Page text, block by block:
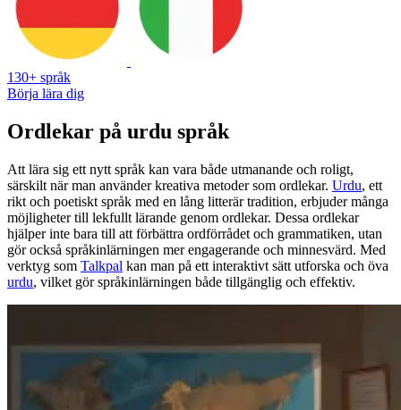
130+ språk
Börja lära dig
Ordlekar på urdu språk
Att lära sig ett nytt språk kan vara både utmanande och roligt,
särskilt när man använder kreativa metoder som ordlekar. Urdu, ett
rikt och poetiskt språk med en lång litterär tradition, erbjuder många
möjligheter till lekfullt lärande genom ordlekar. Dessa ordlekar
hjälper inte bara till att förbättra ordförrådet och grammatiken, utan
gör också språkinlärningen mer engagerande och minnesvärd. Med
verktyg som Talkpal kan man på ett interaktivt sätt utforska och öva
urdu, vilket gör språkinlärningen både tillgänglig och effektiv.